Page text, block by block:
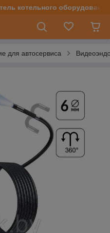
котельного оборудования
для автосервиса